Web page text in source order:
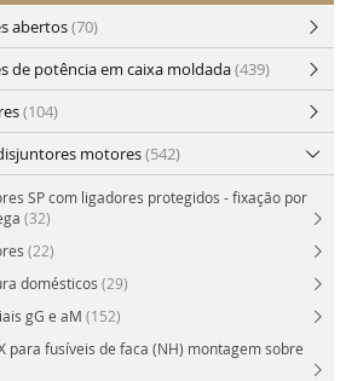
abertos(70)
de potência em caixa moldada(439)
(104)
motores(542)
SP com ligadores protegidos - fixação por
(32)
(22)
domésticos (29)
gG e aM (152)
para fusíveis de faca (NH) montagem sobre